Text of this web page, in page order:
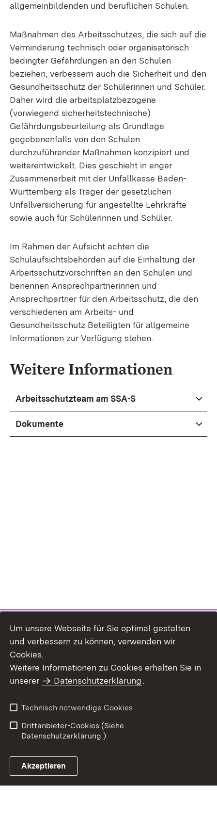
allgemeinbildenden und beruflichen Schulen.
Maßnahmen des Arbeitsschutzes, die sich auf die
Verminderung technisch oder organisatorisch
bedingter Gefährdungen an den Schulen
beziehen, verbessern auch die Sicherheit und den
Gesundheitsschutz der Schülerinnen und Schüler.
Daher wird die arbeitsplatzbezogene
(vorwiegend sicherheitstechnische)
Gefährdungsbeurteilung als Grundlage
gegebenenfalls von den Schulen
durchzuführender Maßnahmen konzipiert und
weiterentwickelt. Dies geschieht in enger
Zusammenarbeit mit der Unfallkasse Baden-
Württemberg als Träger der gesetzlichen
Unfallversicherung für angestellte Lehrkräfte
sowie auch für Schülerinnen und Schüler.
Im Rahmen der Aufsicht achten die
Schulaufsichtsbehörden auf die Einhaltung der
Arbeitsschutzvorschriften an den Schulen und
benennen Ansprechpartnerinnen und
Ansprechpartner für den Arbeitsschutz, die den
verschiedenen am Arbeits- und
Gesundheitsschutz Beteiligten für allgemeine
Informationen zur Verfügung stehen.
Weitere Informationen
Arbeitsschutzteam am SSA-S
Dokumente
Benutzungshinweise
Erklärung zur
Um unsere Webseite für Sie optimal gestalten
und verbessern zu können, verwenden wir
Cookies.
Weitere Informationen zu Cookies erhalten Sie in
unserer
Datenschutzerklärung.
Technisch notwendige Cookies
Drittanbieter-Cookies (Siehe
Datenschutzerklärung.)
Akzeptieren